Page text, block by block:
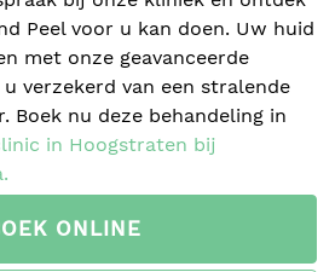
Peel voor u kan doen. Uw huid
met onze geavanceerde
verzekerd van een stralende
Boek nu deze behandeling in
in Hoogstraten bij
ONLINE